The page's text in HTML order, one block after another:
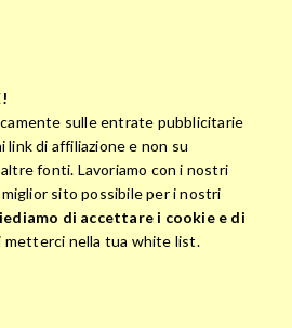
sulle entrate pubblicitarie
link di affiliazione e non su
fonti. Lavoriamo con i nostri
sito possibile per i nostri
di accettare i cookie e di
metterci nella tua white list.